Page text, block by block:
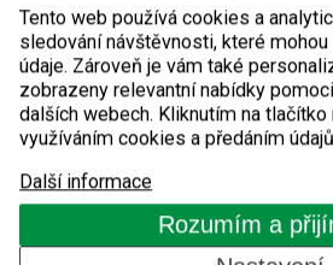
Zábrany proti vjezdu
Vstupní turnikety
Turnikety s platebním automatem
Kontrola přístupů GSM
Tento web používá cookies a
sledování návštěvnosti, které
údaje. Zároveň je vám také
zobrazeny relevantní nabídky
dalších webech. Kliknutím na
využíváním cookies a předáním
Další informace
Rozumím a